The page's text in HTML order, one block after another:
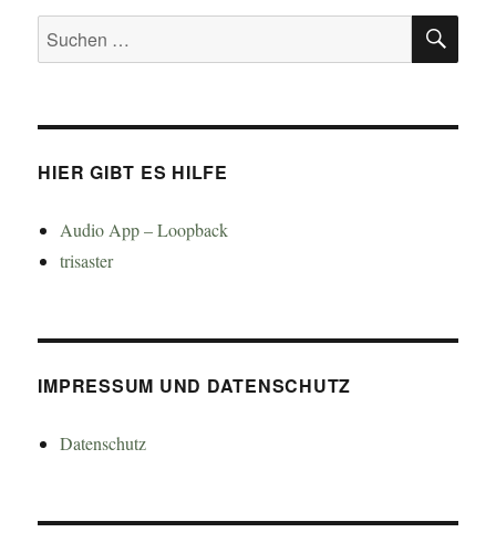
Suchen
nach:
HIER GIBT ES HILFE
Audio App – Loopback
trisaster
IMPRESSUM UND DATENSCHUTZ
Datenschutz